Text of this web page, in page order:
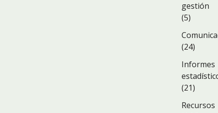
gestión
(5)
(24)
Informes
(21)
Recursos